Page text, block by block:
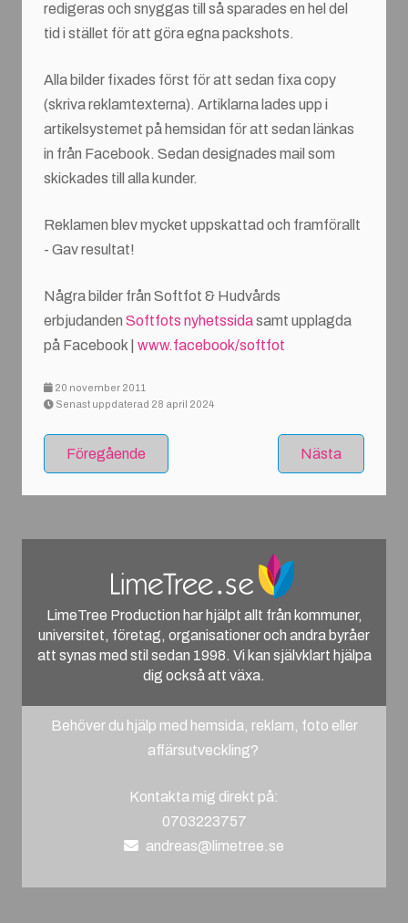
redigeras och snyggas till så sparades en hel del
tid i stället för att göra egna packshots.
Alla bilder fixades först för att sedan fixa copy
(skriva reklamtexterna). Artiklarna lades upp i
artikelsystemet på hemsidan för att sedan länkas
in från Facebook. Sedan designades mail som
skickades till alla kunder.
Reklamen blev mycket uppskattad och framförallt
- Gav resultat!
Några bilder från Softfot & Hudvårds
erbjudanden Softfots nyhetssidasamt upplagda
på Facebook | www.facebook/softfot
20 november 2011
Senast uppdaterad 28 april 2024
Föregående Nästa
LimeTree Production har hjälpt allt från kommuner,
universitet, företag, organisationer och andra byråer
att synas med stil sedan 1998. Vi kan självklart hjälpa
dig också att växa.
Behöver du hjälp med hemsida, reklam, foto eller
affärsutveckling?
Kontakta mig direkt på:
0703223757
andreas@limetree.se